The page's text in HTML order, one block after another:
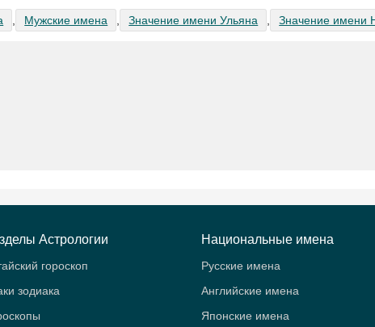
Мужские имена Значение имени Ульяна Значение имени
Астрологии
гороскоп
зодиака
Национальные имена
Русские имена
Английские имена
Японские имена